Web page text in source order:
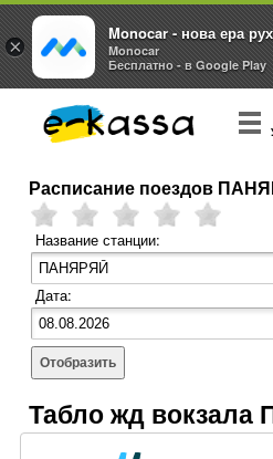
Расписание поездов
Название станции:
Дата:
Отобразить
Табло жд
×
Monocar - нова ера
Monocar
Бесплатно - в Google Play